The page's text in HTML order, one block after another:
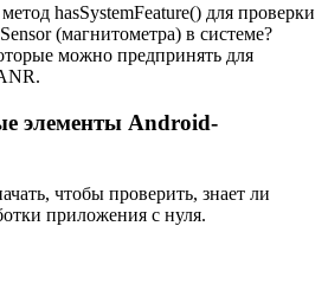
hasSystemFeature() для проверки
(магнитометра) в системе?
можно предпринять для
элементы Android-
чтобы проверить, знает ли
приложения с нуля.